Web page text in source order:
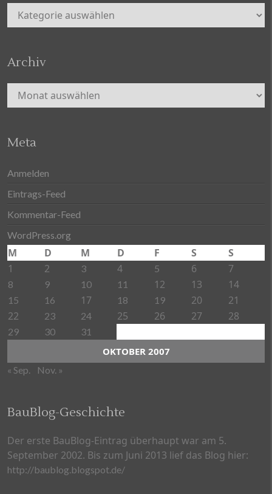
Kategorien
Archiv
Archiv
Meta
Anmelden
Eintrags-Feed
Kommentar-Feed
WordPress.org
OKTOBER 2007
M D M D F S
S
1
2 3 4 5 6 7
8 9 10 11 12 13 14
15 16 17 18 19 20
21
22
23 24 25 26 27 28
29 30 31
« Sep. Nov. »
BauBlog-Geschichte
Der erste BauBlog-Eintrag überhaupt war am 5.
September 2002. Bis zum Juni 2013 lief das Blog hier:
http://baublog.blogspot.de/